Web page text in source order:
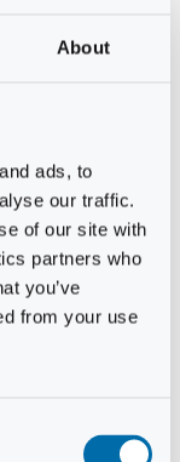
About
ads, to
our traffic.
of our site with
partners who
you’ve
from your use